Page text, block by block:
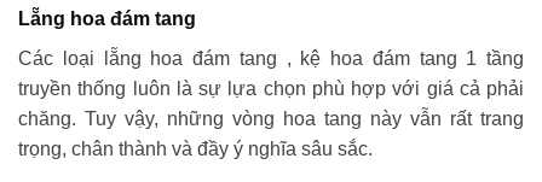
Lẵng hoa đám tang
Các loại lẵng hoa đám tang , kệ hoa đám tang 1 tầng
truyền thống luôn là sự lựa chọn phù hợp với giá cả phải
chăng. Tuy vậy, những vòng hoa tang này vẫn rất trang
trọng, chân thành và đầy ý nghĩa sâu sắc.